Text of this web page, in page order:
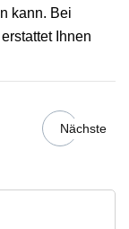
kann. Bei
Ihnen
Nächste